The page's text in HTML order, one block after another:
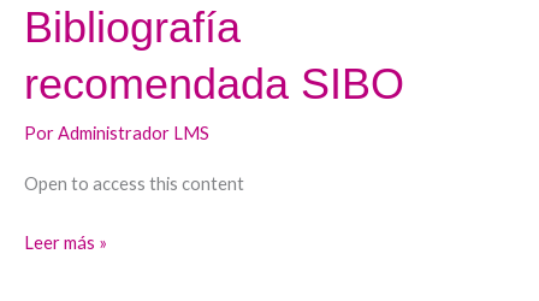
Bibliografía
recomendada SIBO
PorAdministrador LMS
Open to access this content
Bibliografía
recomendada
SIBO
Leer más »